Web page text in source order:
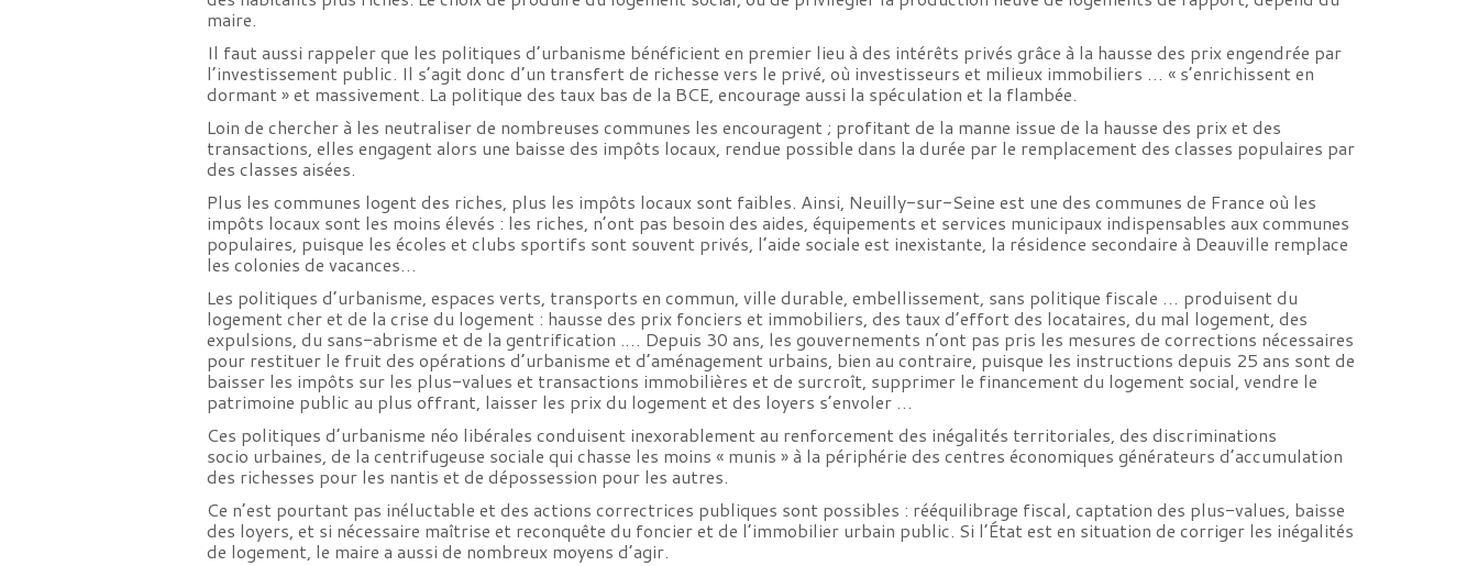
maire.
Il faut aussi rappeler que les politiques d’urbanisme bénéficient en premier lieu à des intérêts privés grâce à la hausse des prix engendrée par
l’investissement public. Il s’agit donc d’un transfert de richesse vers le privé, où investisseurs et milieux immobiliers … « s’enrichissent en
dormant » et massivement. La politique des taux bas de la BCE, encourage aussi la spéculation et la flambée.
Loin de chercher à les neutraliser de nombreuses communes les encouragent ; profitant de la manne issue de la hausse des prix et des
transactions, elles engagent alors une baisse des impôts locaux, rendue possible dans la durée par le remplacement des classes populaires par
des classes aisées.
Plus les communes logent des riches, plus les impôts locaux sont faibles. Ainsi, Neuilly-sur-Seine est une des communes de France où les
impôts locaux sont les moins élevés : les riches, n’ont pas besoin des aides, équipements et services municipaux indispensables aux communes
populaires, puisque les écoles et clubs sportifs sont souvent privés, l’aide sociale est inexistante, la résidence secondaire à Deauville remplace
les colonies de vacances…
Les politiques d’urbanisme, espaces verts, transports en commun, ville durable, embellissement, sans politique fiscale … produisent du
logement cher et de la crise du logement : hausse des prix fonciers et immobiliers, des taux d’effort des locataires, du mal logement, des
expulsions, du sans-abrisme et de la gentrification .… Depuis 30 ans, les gouvernements n’ont pas pris les mesures de corrections nécessaires
pour restituer le fruit des opérations d’urbanisme et d’aménagement urbains, bien au contraire, puisque les instructions depuis 25 ans sont de
baisser les impôts sur les plus-values et transactions immobilières et de surcroît, supprimer le financement du logement social, vendre le
patrimoine public au plus offrant, laisser les prix du logement et des loyers s’envoler …
Ces politiques d’urbanisme néo libérales conduisent inexorablement au renforcement des inégalités territoriales, des discriminations
socio urbaines, de la centrifugeuse sociale qui chasse les moins « munis » à la périphérie des centres économiques générateurs d’accumulation
des richesses pour les nantis et de dépossession pour les autres.
Ce n’est pourtant pas inéluctable et des actions correctrices publiques sont possibles : rééquilibrage fiscal, captation des plus-values, baisse
des loyers, et si nécessaire maîtrise et reconquête du foncier et de l’immobilier urbain public. Si l’État est en situation de corriger les inégalités
de logement, le maire a aussi de nombreux moyens d’agir.